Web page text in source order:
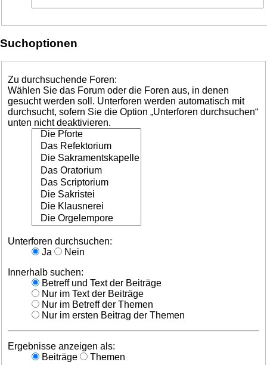
Suchoptionen
Zu durchsuchende Foren:
Wählen Sie das Forum oder die Foren aus, in denen
gesucht werden soll. Unterforen werden automatisch mit
durchsucht, sofern Sie die Option „Unterforen durchsuchen“
unten nicht deaktivieren.
Unterforen durchsuchen:
Ja
Nein
Innerhalb suchen:
Betreff und Text der Beiträge
Nur im Text der Beiträge
Nur im Betreff der Themen
Nur im ersten Beitrag der Themen
Ergebnisse anzeigen als:
Beiträge
Themen